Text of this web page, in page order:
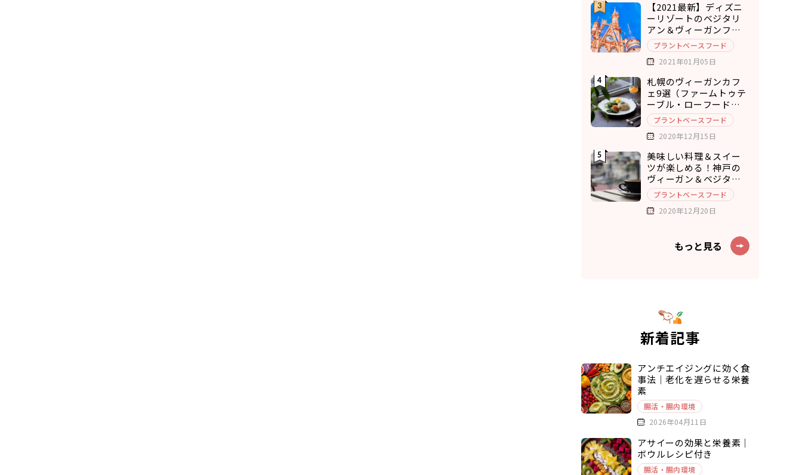
【2021最新】ディズニ
ーリゾートのベジタリ
アン＆ヴィーガンフー
ド7選
プラントベースフード
2021年01月05日
札幌のヴィーガンカフ
ェ9選（ファームトゥテ
ーブル・ローフードカ
フェ・チキュウ）
プラントベースフード
2020年12月15日
美味しい料理＆スイー
ツが楽しめる！神戸の
ヴィーガン＆ベジタリ
アンカフェ7選
プラントベースフード
2020年12月20日
もっと見る
新着記事
アンチエイジングに効く食
事法｜老化を遅らせる栄養
素
腸活・腸内環境
2026年04月11日
アサイーの効果と栄養素｜
ボウルレシピ付き
腸活・腸内環境